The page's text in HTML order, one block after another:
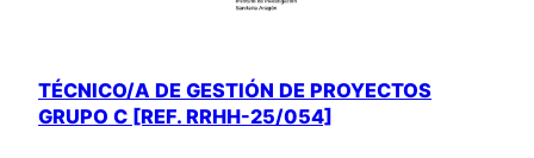
TÉCNICO/A DE GESTIÓN DE PROYECTOS
GRUPO C [REF. RRHH-25/054]